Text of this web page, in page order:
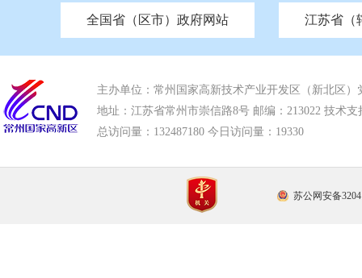
[已归档]推动社会组织高质量发展 [已归档]
全国省（区市）政府网站
北京 天津 重庆 河南 河北 山西
江苏省（
中国江苏 南京市政府 苏州市政府 无锡
市发改委 市工信局 市教育局 市科技局 市
市应急管理局 市审计局 市外事办 市生态
主办单位：常州国家高新技术产业开发区（新北区）
地址：江苏省常州市崇信路8号 邮编：213022 技术支
总访问量： 132487180 今日访问量： 19330
苏公网安备